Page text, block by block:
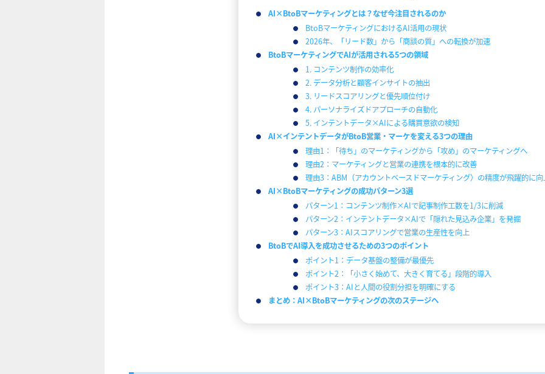
AI×BtoBマーケティングとは？なぜ今注目されるのか
BtoBマーケティングにおけるAI活用の現状
2026年、「リード数」から「商談の質」への転換が加速
BtoBマーケティングでAIが活用される5つの領域
1. コンテンツ制作の効率化
2. データ分析と顧客インサイトの抽出
3. リードスコアリングと優先順位付け
4. パーソナライズドアプローチの自動化
5. インテントデータ×AIによる購買意欲の検知
AI×インテントデータがBtoB営業・マーケを変える3つの理由
理由1：「待ち」のマーケティングから「攻め」のマーケティングへ
理由2：マーケティングと営業の連携を根本的に改善
理由3：ABM（アカウントベースドマーケティング）の精度が飛躍的に
AI×BtoBマーケティングの成功パターン3選
パターン1：コンテンツ制作×AIで記事制作工数を1/3に削減
パターン2：インテントデータ×AIで「隠れた見込み企業」を発掘
パターン3：AIスコアリングで営業の生産性を向上
BtoBでAI導入を成功させるための3つのポイント
ポイント1：データ基盤の整備が最優先
ポイント2：「小さく始めて、大きく育てる」段階的導入
ポイント3：AIと人間の役割分担を明確にする
まとめ：AI×BtoBマーケティングの次のステージへ